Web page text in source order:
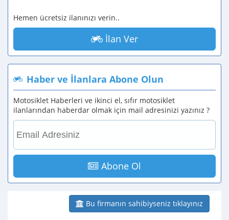
Hemen ücretsiz ilanınızı verin..
İlan Ver
Haber ve İlanlara Abone Olun
Motosiklet Haberleri ve ikinci el, sıfır motosiklet
ilanlarından haberdar olmak için mail adresinizi yazınız ?
Abone Ol
Bu firmanın sahibiyseniz tıklayınız